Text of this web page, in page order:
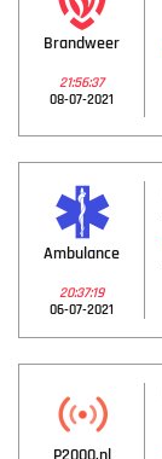
Brandweer
21:56:37
08-07-2021
Ambulance
20:37:19
06-07-2021